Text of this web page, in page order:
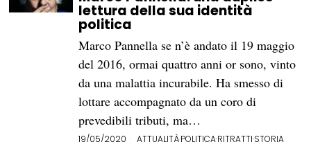
lettura della sua identità
politica
Marco Pannella se n’è andato il 19 maggio
del 2016, ormai quattro anni or sono, vinto
da una malattia incurabile. Ha smesso di
lottare accompagnato da un coro di
prevedibili tributi, ma…
19/05/2020 ATTUALITÀ·POLITICA·RITRATTI·STORIA